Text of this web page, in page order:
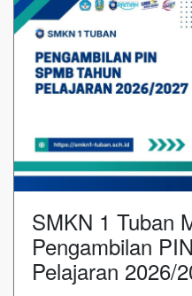
SMKN 1 Tuban
Pengambilan
Pelajaran 2026/